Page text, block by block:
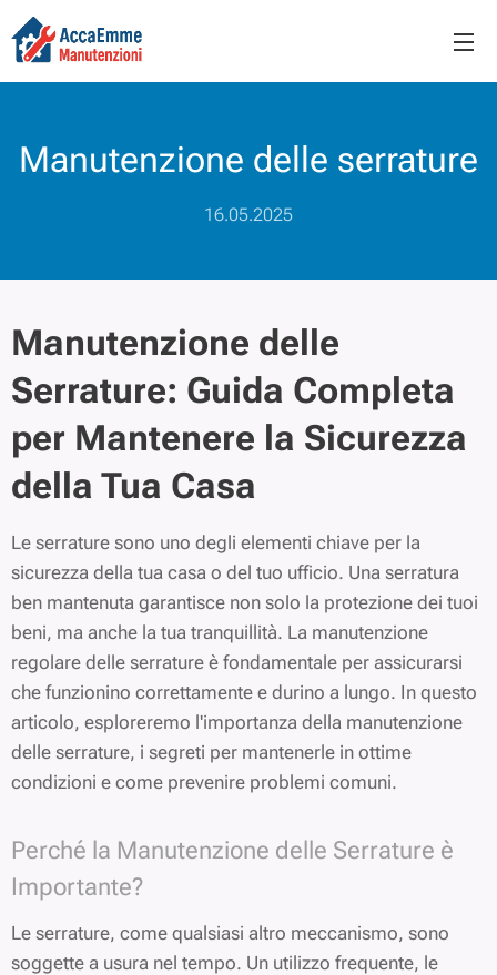
Manutenzione delle serrature
16.05.2025
Manutenzione delle
Serrature: Guida Completa
per Mantenere la Sicurezza
della Tua Casa
Le serrature sono uno degli elementi chiave per la
sicurezza della tua casa o del tuo ufficio. Una serratura
ben mantenuta garantisce non solo la protezione dei tuoi
beni, ma anche la tua tranquillità. La manutenzione
regolare delle serrature è fondamentale per assicurarsi
che funzionino correttamente e durino a lungo. In questo
articolo, esploreremo l'importanza della manutenzione
delle serrature, i segreti per mantenerle in ottime
condizioni e come prevenire problemi comuni.
Perché la Manutenzione delle Serrature è
Importante?
Le serrature, come qualsiasi altro meccanismo, sono
soggette a usura nel tempo. Un utilizzo frequente, le